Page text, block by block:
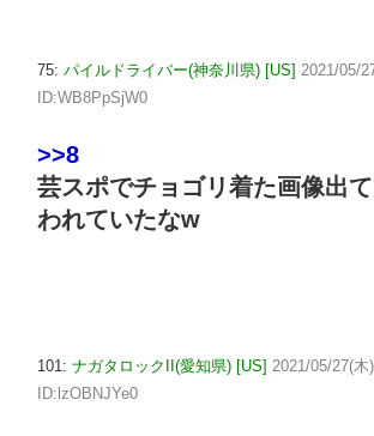
75: パイルドライバー(神奈川県) [US] 2021/05/
ID:WB8PpSjW0
>>8
芸スポでチョゴリ着た画像出
われていたなw
101: ナガタロックII(愛知県) [US] 2021/05/27(
ID:lzOBNJYe0